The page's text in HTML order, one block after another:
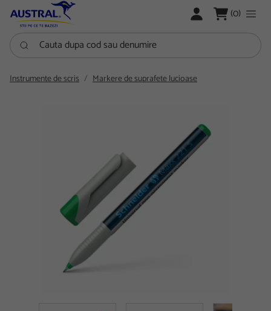
LOGARE (0)
Cauta dupa cod sau denumire
Instrumente de scris Markere de suprafete lucioase